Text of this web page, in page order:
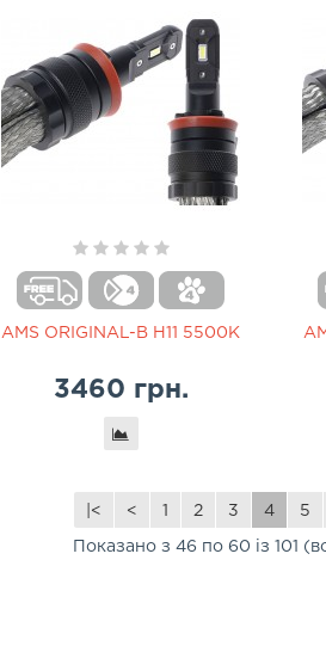
AMS ORIGINAL-B H11 5500K
3460 грн.
|< < 1 2 3 4 5
Показано з 46 по 60 із 101